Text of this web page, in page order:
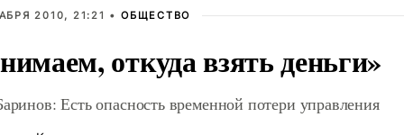
2010, 21:21 • ОБЩЕСТВО
откуда взять деньги»
Есть опасность временной потери управления